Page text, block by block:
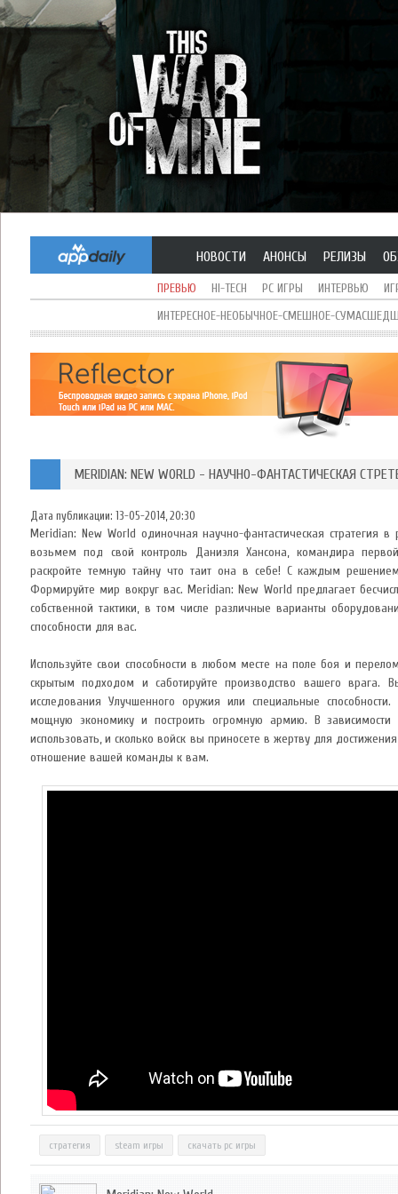
НОВОСТИ АНОНСЫ РЕЛИЗЫ
ПРЕВЬЮ HI-TECH PC ИГРЫ ИНТЕРВЬЮ
ИНТЕРЕСНОЕ-НЕОБЫЧНОЕ-СМЕШНОЕ-
MERIDIAN: NEW WORLD - НАУЧНО-ФАНТАСТИЧЕСКАЯ
Дата публикации: 13-05-2014, 20:30
Meridian: New World одиночная научно-фантастическая
возьмем под свой контроль Даниэля Хансона, командира
раскройте темную тайну что таит она в себе! С каждым
Формируйте мир вокруг вас. Meridian: New World предлагает
собственной тактики, в том числе различные варианты
способности для вас.
Используйте свои способности в любом месте на поле боя и
скрытым подходом и саботируйте производство вашего врага.
исследования Улучшенного оружия или специальные
мощную экономику и построить огромную армию. В зависимости
использовать, и сколько войск вы приносете в жертву для
отношение вашей команды к вам.
стратегия steam игры скачать pc игры